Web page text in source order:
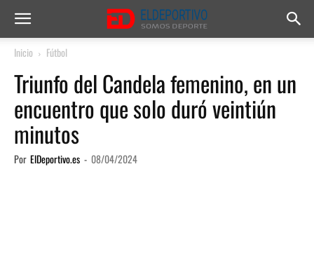
Inicio Fútbol
Triunfo del Candela femenino, en un
encuentro que solo duró veintiún
minutos
Por ElDeportivo.es - 08/04/2024